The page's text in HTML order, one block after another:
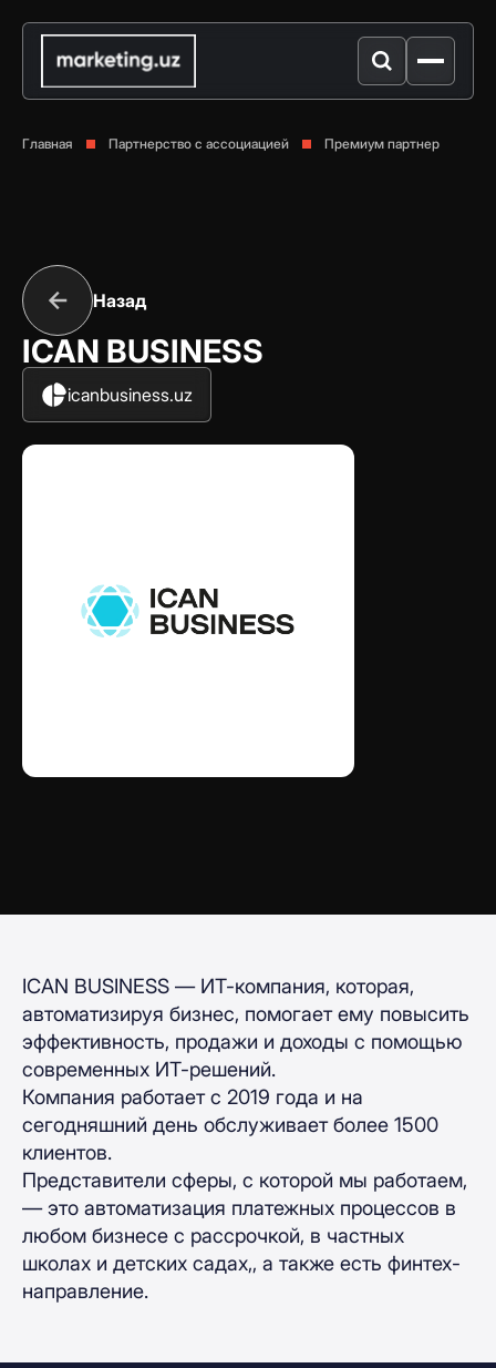
Главная Партнерство с ассоциацией Премиум партнер
Назад
ICAN BUSINESS
icanbusiness.uz
ICAN BUSINESS — ИТ-компания, которая,
автоматизируя бизнес, помогает ему повысить
эффективность, продажи и доходы с помощью
современных ИТ-решений.
Компания работает с 2019 года и на
сегодняшний день обслуживает более 1500
клиентов.
Представители сферы, с которой мы работаем,
— это автоматизация платежных процессов в
любом бизнесе с рассрочкой, в частных
школах и детских садах,, а также есть финтех-
направление.